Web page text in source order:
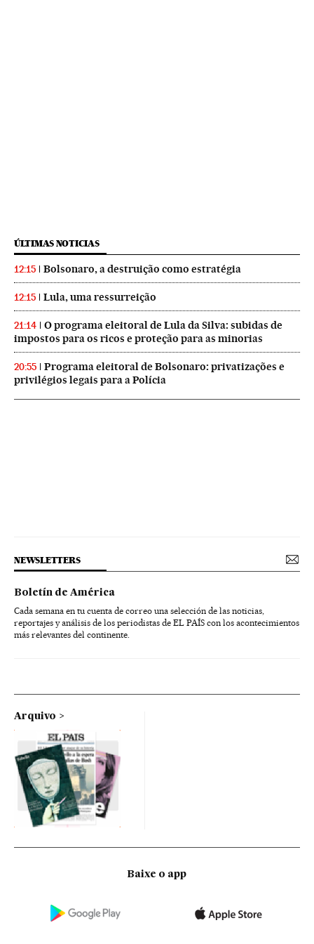
ÚLTIMAS NOTICIAS
12:15 Bolsonaro, a destruição como estratégia
12:15 Lula, uma ressurreição
21:14
O programa eleitoral de Lula da Silva: subidas de
impostos para os ricos e proteção para as minorias
20:55
Programa eleitoral de Bolsonaro: privatizações e
privilégios legais para a Polícia
NEWSLETTERS
Boletín de América
Cada semana en tu cuenta de correo una selección de las noticias,
reportajes y análisis de los periodistas de EL PAÍS con los acontecimientos
más relevantes del continente.
Arquivo
Baixe o app